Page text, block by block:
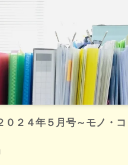
０２４年５月号～モノ・